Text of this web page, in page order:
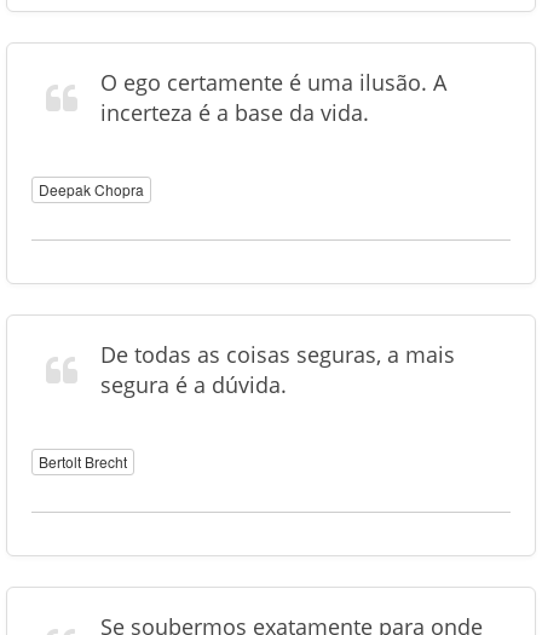
O ego certamente é uma ilusão. A
incerteza é a base da vida.
Deepak Chopra
De todas as coisas seguras, a mais
segura é a dúvida.
Bertolt Brecht
Se soubermos exatamente para onde